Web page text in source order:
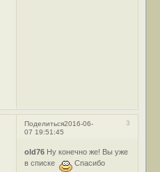
Поделиться 3
2016-06-
07 19:51:45
old76 Ну конечно же! Вы уже
в списке
Спасибо